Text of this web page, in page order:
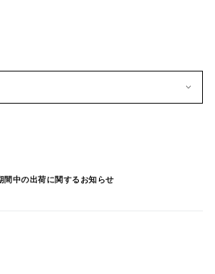
中の出荷に関するお知らせ